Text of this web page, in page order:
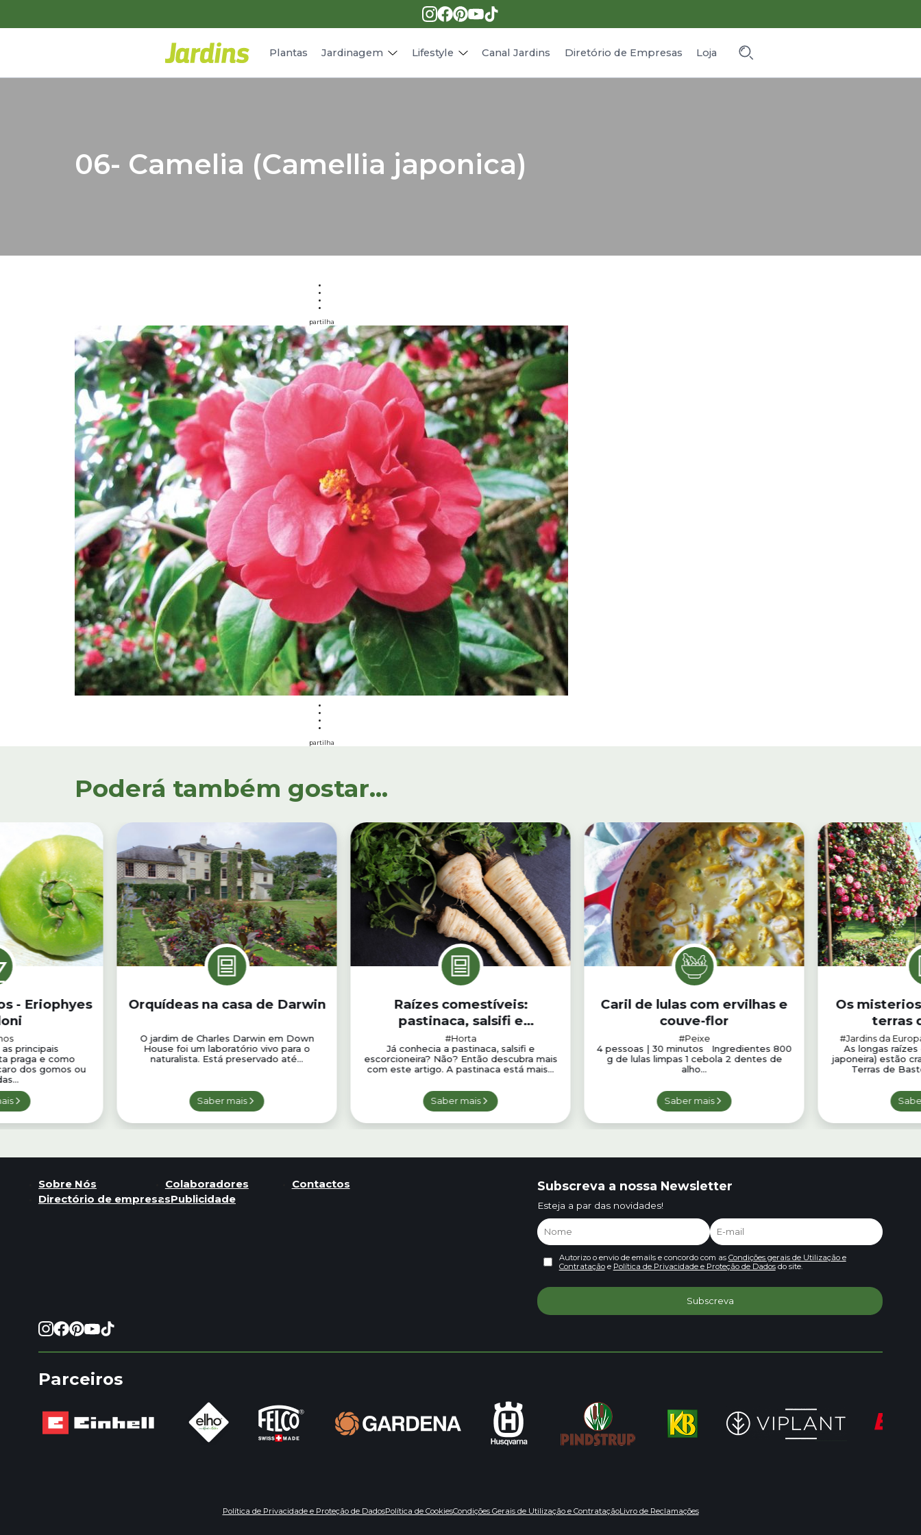
Plantas Jardinagem Lifestyle
Receitas
Canal Jardins Diretório de Empresas Loja
06- Camelia (Camellia japonica)
partilha
partilha
Poderá também gostar...
- Eriophyes
principais
praga e como
dos gomos ou
Orquídeas na casa de Darwin
O jardim de Charles Darwin em Down
House foi um laboratório vivo para o
naturalista. Está preservado até...
Saber mais
Raízes comestíveis:
pastinaca, salsifi e
escorcioneira
#Horta
Já conhecia a pastinaca, salsifi e
escorcioneira? Não? Então descubra mais
com este artigo. A pastinaca está mais...
Saber mais
Caril de lulas com ervilhas e
couve-flor
#Peixe
4 pessoas | 30 minutos Ingredientes 800
g de lulas limpas 1 cebola 2 dentes de
alho...
Saber mais
Os misteriosos
terras
#Jardins da
As longas
japoneira) estão
Terras de
Sobre Nós Colaboradores
Contactos
Directório de empresasPublicidade
Subscreva a nossa Newsletter
Esteja a par das novidades!
Autorizo o envio de emails e concordo com as Condições gerais de Utilização e
Contrataçãoe Política de Privacidade e Proteção de Dadosdo site.
Parceiros
Política de Privacidade e Proteção de DadosPolítica de CookiesCondições Gerais de Utilização e ContrataçãoLivro de Reclamações